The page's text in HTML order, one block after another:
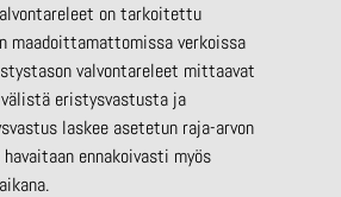
on tarkoitettu
maadoittamattomissa verkoissa
valvontareleet mittaavat
välistä eristysvastusta ja
laskee asetetun raja-arvon
ennakoivasti myös